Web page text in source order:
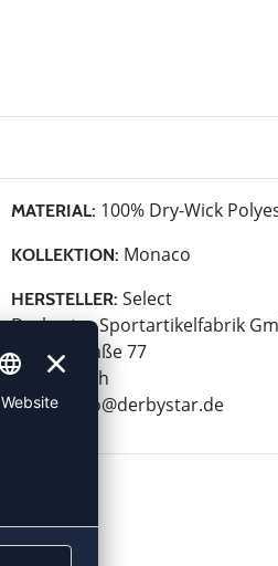
MATERIAL: 100% Dry-Wick
KOLLEKTION: Monaco
HERSTELLER: Select
Derbystar Sportartikelfabrik
Klever Straße 77
47574 Goch
E-Mail:
info@derbystar.de